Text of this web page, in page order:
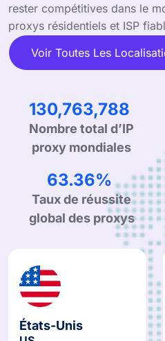
rester compétitives dans le
proxys résidentiels et ISP
Voir Toutes Les
204,683,926
Nombre total d’IP
proxy mondiales
99.90%
Taux de réussite
global des proxys
États-Unis